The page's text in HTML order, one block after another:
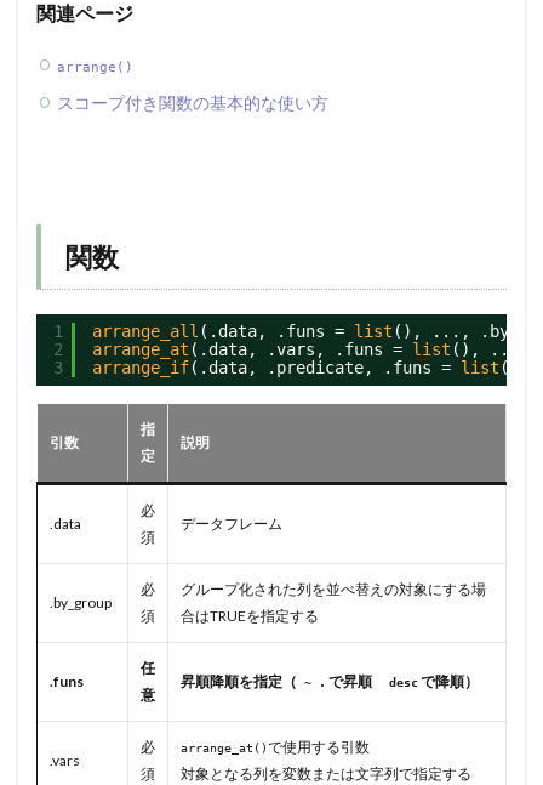
関連ページ
arrange()
スコープ付き関数の基本的な使い方
関数
1
2
3
arrange_all (.data, .funs = list (), ...,
arrange_at (.data, .vars, .funs = list (), ...,
arrange_if(.data, .predicate, .funs = list (),
引数
指
定
説明
.data
必
須
データフレーム
.by_group
必
須
グループ化された列を並べ替えの対象にする場
合はTRUEを指定する
.funs
任
意
昇順降順を指定（ ~ . で昇順 descで降順）
.vars
必
須
arrange_at()で使用する引数
対象となる列を変数または文字列で指定する